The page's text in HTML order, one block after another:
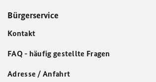
Bürgerservice
Kontakt
FAQ - häufig gestellte Fragen
Adresse / Anfahrt